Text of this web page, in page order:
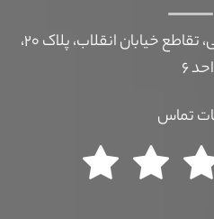
تهران، ابتدای خیابان شریعتی، تقاطع خیابان انقلاب، پلاک ۲۰،
۶
تماس